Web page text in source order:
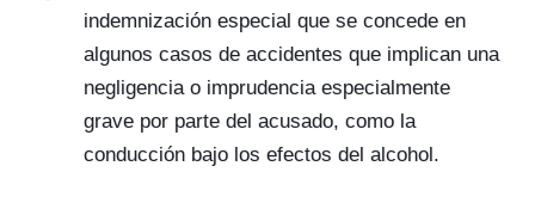
indemnización especial que se concede en
algunos casos de accidentes que implican una
negligencia o imprudencia especialmente
grave por parte del acusado, como la
conducción bajo los efectos del alcohol.